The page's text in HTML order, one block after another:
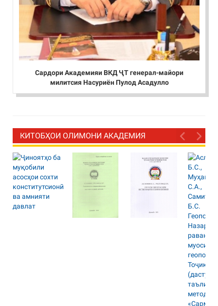
Сардори Академияи ВКД ҶТ генерал-майори
милитсия Насуриён Пулод Асадулло
КИТОБҲОИ ОЛИМОНИ АКАДЕМИЯ